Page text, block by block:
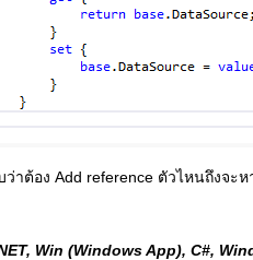
ว่าต้อง Add reference ตัวไหนถึงจะห
Win (Windows App), C#,